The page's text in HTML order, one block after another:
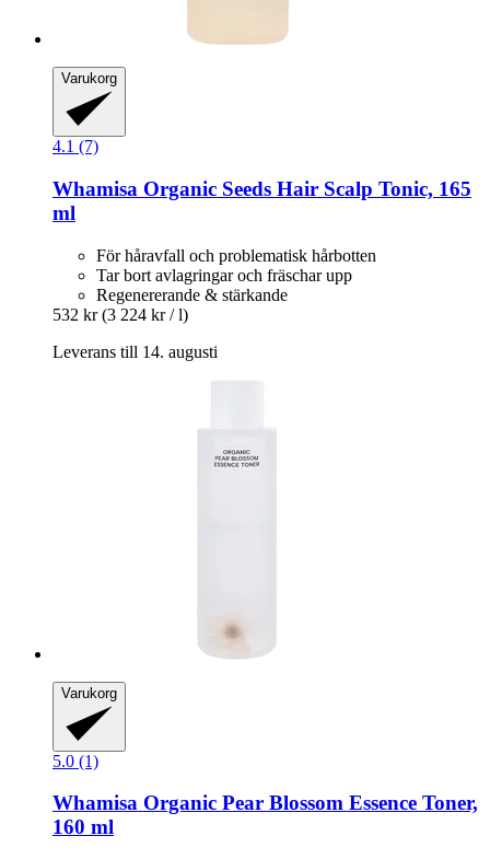
Varukorg
4.1 (7)
Whamisa Organic Seeds Hair Scalp Tonic, 165
ml
För håravfall och problematisk hårbotten
Tar bort avlagringar och fräschar upp
Regenererande & stärkande
532 kr (3 224 kr / l)
Leverans till 14. augusti
Varukorg
5.0 (1)
Whamisa Organic Pear Blossom Essence Toner,
160 ml